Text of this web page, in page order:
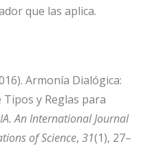
que las aplica.
Armonía Dialógica:
y Reglas para
An International Journal
of Science, 31(1), 27–